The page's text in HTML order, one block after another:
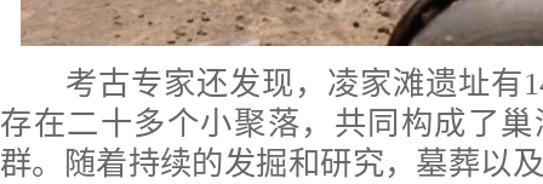
考古专家还发现，凌家滩遗址有
存在二十多个小聚落，共同构成了
群。随着持续的发掘和研究，墓葬以